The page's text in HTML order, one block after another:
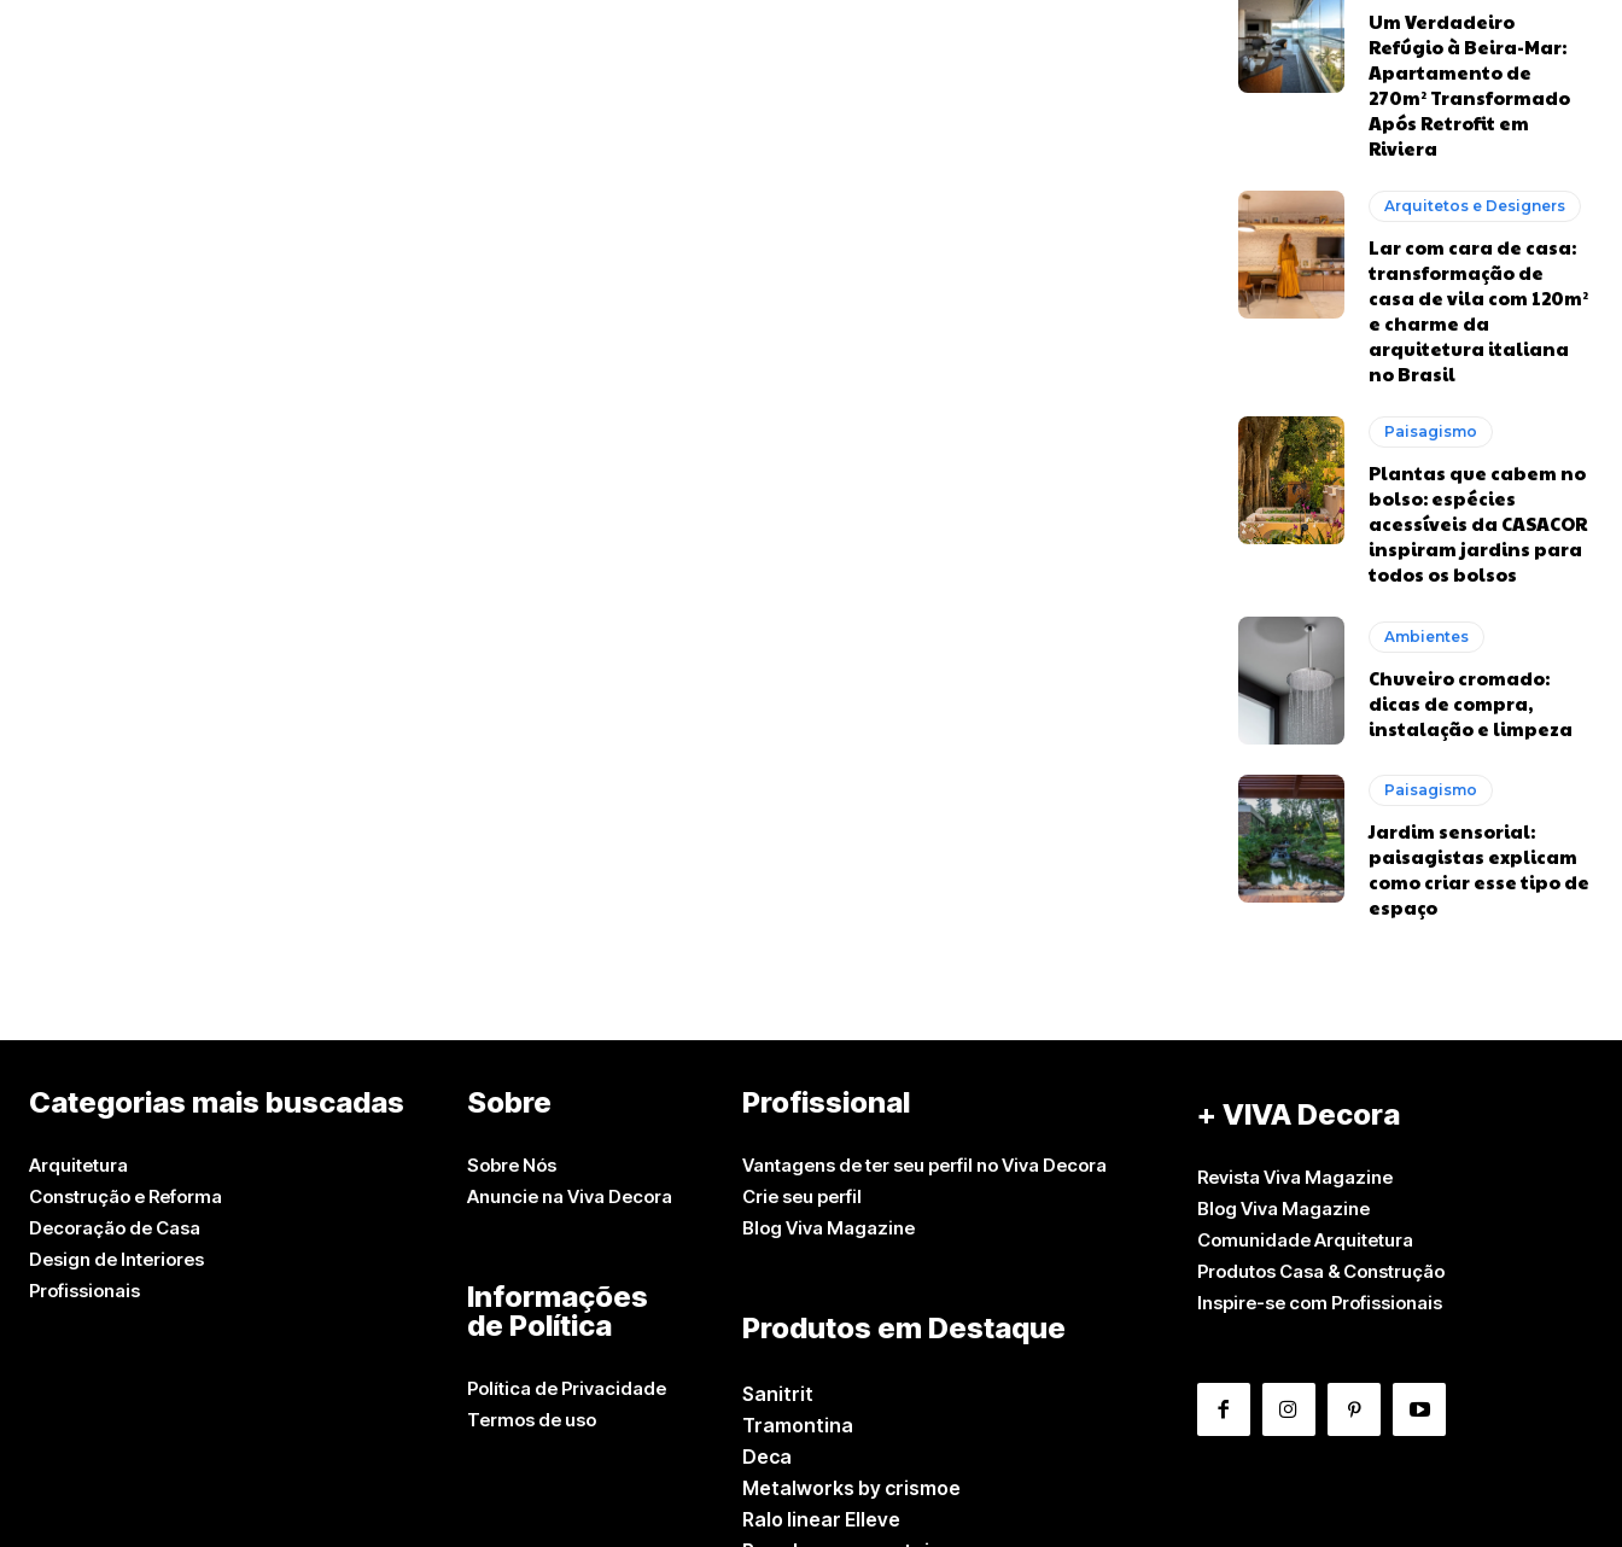
Um Verdadeiro
Refúgio à Beira-Mar:
Apartamento de
270m² Transformado
Após Retrofit em
Riviera
Arquitetos e Designers
Lar com cara de casa:
transformação de
casa de vila com 120m²
e charme da
arquitetura italiana
no Brasil
Paisagismo
Plantas que cabem no
bolso: espécies
acessíveis da CASACOR
inspiram jardins para
todos os bolsos
Ambientes
Chuveiro cromado:
dicas de compra,
instalação e limpeza
Paisagismo
Jardim sensorial:
paisagistas explicam
como criar esse tipo de
espaço
Categorias mais buscadas
Arquitetura
Construção e Reforma
Decoração de Casa
Design de Interiores
Profissionais
Sobre
Sobre Nós
Anuncie na Viva Decora
Informações
de Política
Política de Privacidade
Termos de uso
Profissional
Vantagens de ter seu perfil no Viva Decora
Crie seu perfil
Blog Viva Magazine
Produtos em Destaque
Sanitrit
Tramontina
Deca
Metalworks by crismoe
Ralo linear Elleve
+ VIVA Decora
Revista Viva Magazine
Blog Viva Magazine
Comunidade Arquitetura
Produtos Casa & Construção
Inspire-se com Profissionais